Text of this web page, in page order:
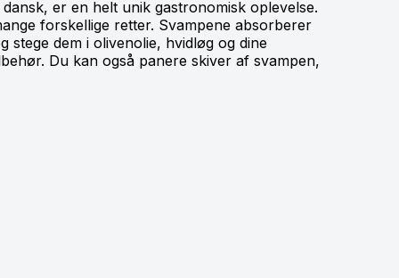
er en helt unik gastronomisk oplevelse.
forskellige retter. Svampene absorberer
dem i olivenolie, hvidløg og dine
Du kan også panere skiver af svampen,